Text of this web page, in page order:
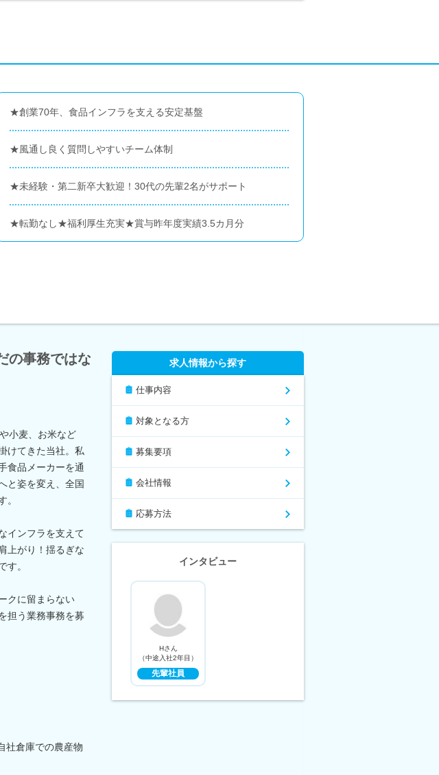
★創業70年、食品インフラを支える安定基盤
★風通し良く質問しやすいチーム体制
★未経験・第二新卒大歓迎！30代の先輩2名がサポート
★転勤なし★福利厚生充実★賞与昨年度実績3.5カ月分
の事務ではな
小麦、お米など
けてきた当社。私
食品メーカーを通
と姿を変え、全国
。
インフラを支えて
上がり！揺るぎな
す。
クに留まらない
担う業務事務を募
社倉庫での農産物
求人情報から探す
仕事内容
対象となる方
募集要項
会社情報
応募方法
インタビュー
Hさん
（中途入社2年目）
先輩社員